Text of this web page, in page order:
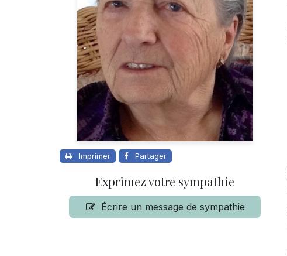
Imprimer Partager
Exprimez votre sympathie
Écrire un message de sympathie